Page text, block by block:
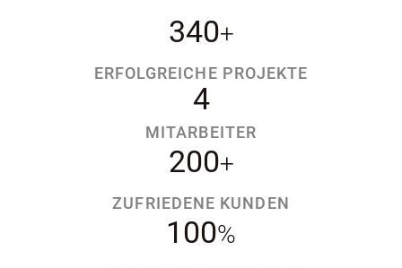
340+
ERFOLGREICHE PROJEKTE
4
MITARBEITER
200+
ZUFRIEDENE KUNDEN
100%